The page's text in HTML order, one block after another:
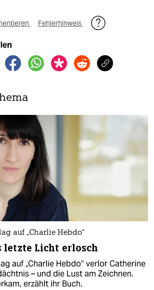
Fehlerhinweis
auf „Charlie Hebdo“
letzte Licht erlosch
auf „Charlie Hebdo“ verlor Catherine
– und die Lust am Zeichnen.
erzählt ihr Buch.